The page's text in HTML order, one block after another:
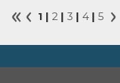
1 | 2 | 3 | 4 | 5